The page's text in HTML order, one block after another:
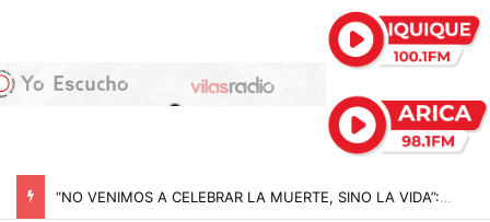
“NO VENIMOS A CELEBRAR LA MUERTE, SINO LA VIDA”: LA EMOTIVA ROMERÍA AL CEMENTERIO QUE MARCA EL CORAZÓN DE LA FIESTA DE SAN LORENZO